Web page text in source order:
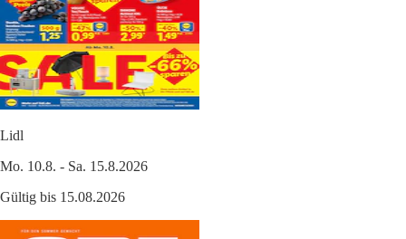
Lidl
Mo. 10.8. - Sa. 15.8.2026
Gültig bis 15.08.2026